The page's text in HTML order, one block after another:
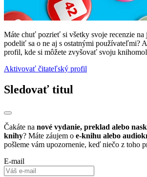
Máte chuť pozrieť si všetky svoje recenzie na
podeliť sa o ne aj s ostatnými používateľmi?
profil, kde si môžete zvyšovať svoju
Aktivovať čitateľský profil
Sledovať titul
Čakáte na nové vydanie, preklad alebo
knihy? Máte záujem o e-knihu alebo
pošleme vám upozornenie, keď niečo z toho
E-mail